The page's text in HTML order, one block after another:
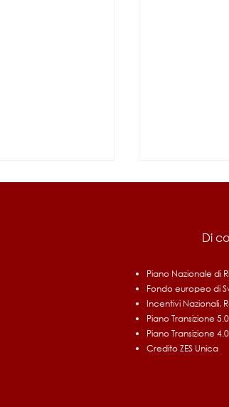
a 1,5 milioni
Fondo di
Di
Piano Nazionale di
Fondo europeo di
Incentivi Nazionali,
Piano Transizione 5.0
Piano Transizione 4.0
Credito ZES Unica